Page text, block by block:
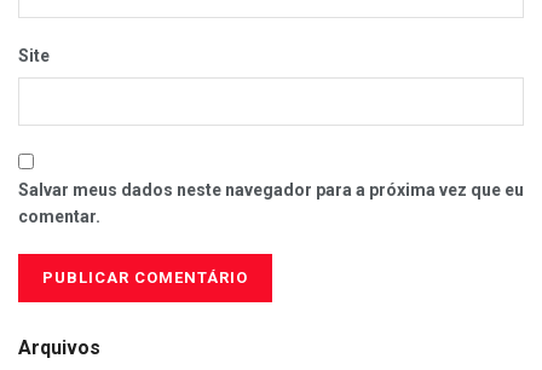
Site
Salvar meus dados neste navegador para a próxima vez que eu
comentar.
Arquivos